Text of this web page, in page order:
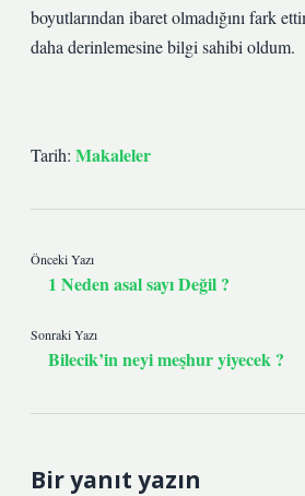
boyutlarından ibaret olmadığını fark
daha derinlemesine bilgi sahibi oldum.
Tarih: Makaleler
Önceki Yazı
1 Neden asal sayı Değil ?
Sonraki Yazı
Bilecik’in neyi meşhur yiyecek ?
Bir yanıt yazın